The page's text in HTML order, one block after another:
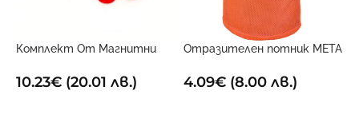
Комплект От Магнитни
10.23€ (20.01 лв.)
Отразителен потник META
4.09€(8.00 лв.)